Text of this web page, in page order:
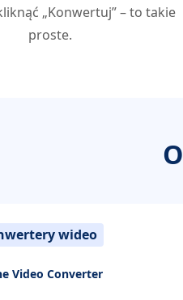
„Konwertuj” – to takie
proste.
wideo
Video Converter